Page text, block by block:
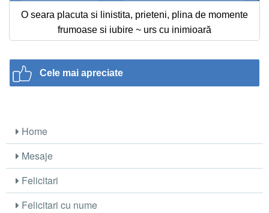
O seara placuta si linistita, prieteni, plina de momente
frumoase si iubire ~ urs cu inimioară
Cele mai apreciate
Home
Mesaje
Felicitari
Felicitari cu nume